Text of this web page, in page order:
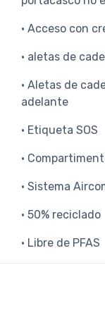
• Acceso con
• aletas de
• Aletas de
adelante
• Etiqueta SOS
•
• Sistema
• 50% reciclado
• Libre de PFAS